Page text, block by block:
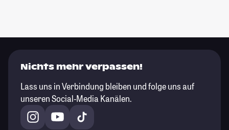
Nichts mehr verpassen!
Lass uns in Verbindung bleiben und folge uns auf
unseren Social-Media Kanälen.